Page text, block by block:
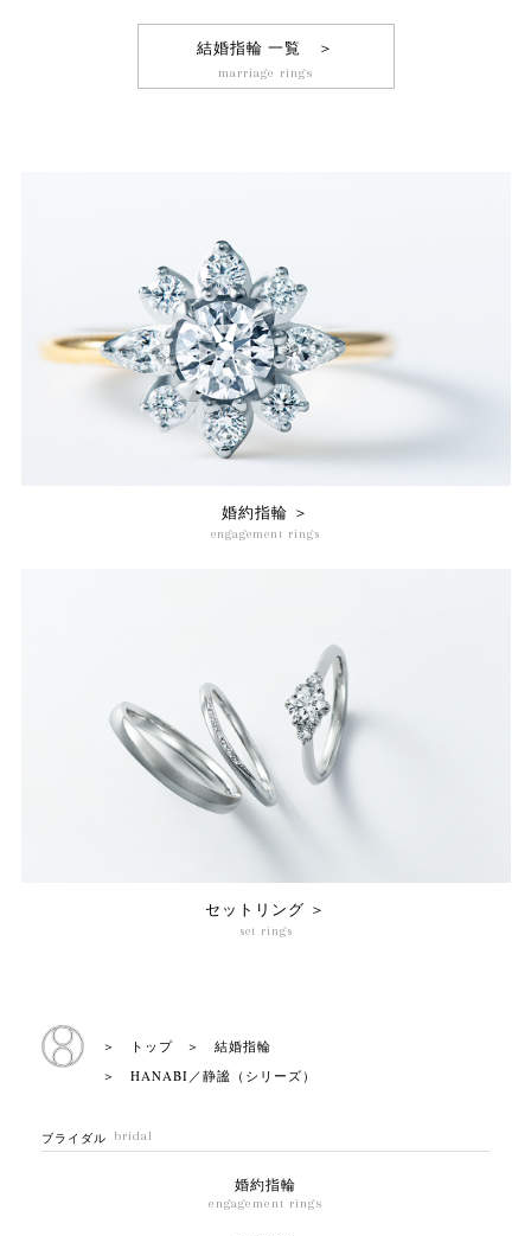
結婚指輪 一覧 ＞
marriage rings
婚約指輪 ＞
engagement rings
セットリング ＞
set rings
＞ トップ
＞ 結婚指輪
＞ HANABI／静謐（シリーズ）
ブライダル bridal
婚約指輪
engagement rings